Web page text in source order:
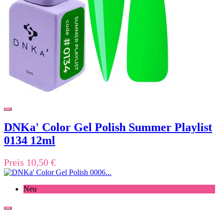
DNKa' Color Gel Polish Summer Playlist
0134 12ml
Preis 10,50 €
Neu